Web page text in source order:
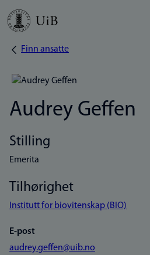
Hopp
Navigasjonssti
Finn ansatte
Audrey Geffen
Stilling
Emerita
Tilhørighet
Institutt for biovitenskap (BIO)
E-post
audrey.geffen@uib.no